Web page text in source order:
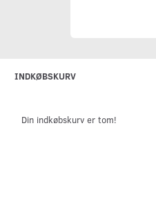
INDKØBSKURV
Din indkøbskurv er tom!